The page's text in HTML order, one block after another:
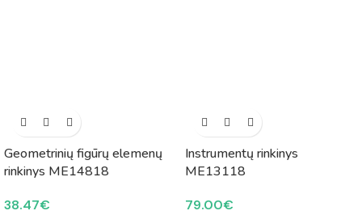
Geometrinių figūrų elemenų
rinkinys ME14818
38.47€
Instrumentų rinkinys
ME13118
79.00€